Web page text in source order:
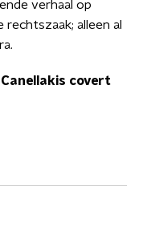
verhaal op
alleen al
covert